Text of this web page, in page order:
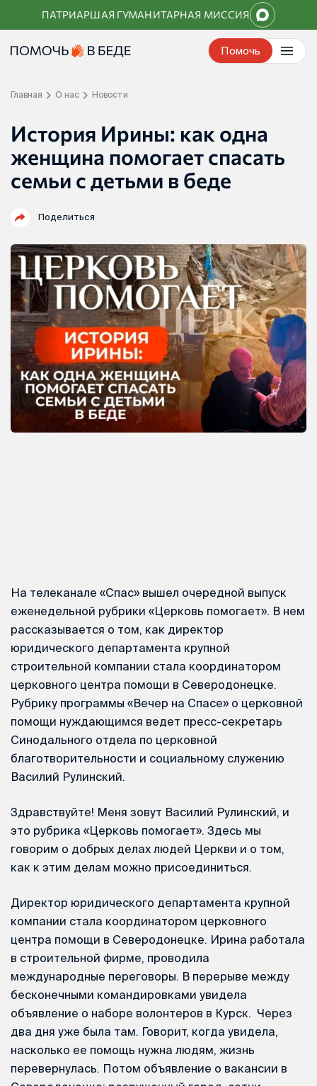
Перейти
к
контенту
ПАТРИАРШАЯ ГУМАНИТАРНАЯ МИССИЯ
Помочь
Главная О нас Новости
История Ирины: как одна
женщина помогает спасать
семьи с детьми в беде
Поделиться
На телеканале «Спас» вышел очередной выпуск
еженедельной рубрики «Церковь помогает». В нем
рассказывается о том, как директор
юридического департамента крупной
строительной компании стала координатором
церковного центра помощи в Северодонецке.
Рубрику программы «Вечер на Спасе» о церковной
помощи нуждающимся ведет пресс-секретарь
Синодального отдела по церковной
благотворительности и социальному служению
Василий Рулинский.
Здравствуйте! Меня зовут Василий Рулинский, и
это рубрика «Церковь помогает». Здесь мы
говорим о добрых делах людей Церкви и о том,
как к этим делам можно присоединиться.
Директор юридического департамента крупной
компании стала координатором церковного
центра помощи в Северодонецке. Ирина работала
в строительной фирме, проводила
международные переговоры. В перерыве между
бесконечными командировками увидела
объявление о наборе волонтеров в Курск. Через
два дня уже была там. Говорит, когда увидела,
насколько ее помощь нужна людям, жизнь
перевернулась. Потом объявление о вакансии в